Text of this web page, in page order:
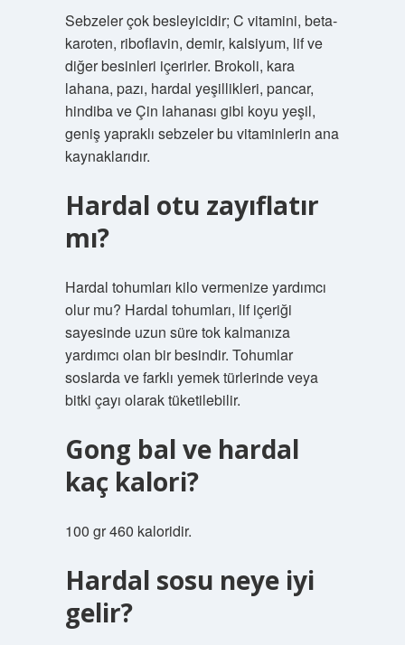
Sebzeler çok besleyicidir; C vitamini, beta-
karoten, riboflavin, demir, kalsiyum, lif ve
diğer besinleri içerirler. Brokoli, kara
lahana, pazı, hardal yeşillikleri, pancar,
hindiba ve Çin lahanası gibi koyu yeşil,
geniş yapraklı sebzeler bu vitaminlerin ana
kaynaklarıdır.
Hardal otu zayıflatır
mı?
Hardal tohumları kilo vermenize yardımcı
olur mu? Hardal tohumları, lif içeriği
sayesinde uzun süre tok kalmanıza
yardımcı olan bir besindir. Tohumlar
soslarda ve farklı yemek türlerinde veya
bitki çayı olarak tüketilebilir.
Gong bal ve hardal
kaç kalori?
100 gr 460 kaloridir.
Hardal sosu neye iyi
gelir?